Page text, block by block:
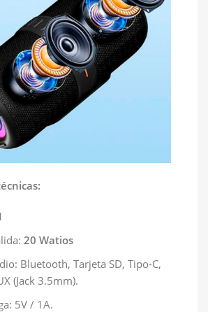
20 Watios
Bluetooth, Tarjeta SD, Tipo-C,
(Jack 3.5mm).
5V / 1A.